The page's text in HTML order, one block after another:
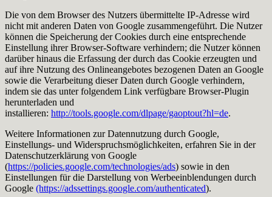
Die von dem Browser des Nutzers übermittelte IP-Adresse wird
nicht mit anderen Daten von Google zusammengeführt. Die Nutzer
können die Speicherung der Cookies durch eine entsprechende
Einstellung ihrer Browser-Software verhindern; die Nutzer können
darüber hinaus die Erfassung der durch das Cookie erzeugten und
auf ihre Nutzung des Onlineangebotes bezogenen Daten an Google
sowie die Verarbeitung dieser Daten durch Google verhindern,
indem sie das unter folgendem Link verfügbare Browser-Plugin
herunterladen und
installieren: http://tools.google.com/dlpage/gaoptout?hl=de.
Weitere Informationen zur Datennutzung durch Google,
Einstellungs- und Widerspruchsmöglichkeiten, erfahren Sie in der
Datenschutzerklärung von Google
(https://policies.google.com/technologies/ads) sowie in den
Einstellungen für die Darstellung von Werbeeinblendungen durch
Google (https://adssettings.google.com/authenticated).